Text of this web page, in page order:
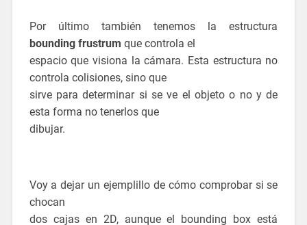
Por último también tenemos la estructura
bounding frustrum que controla el
espacio que visiona la cámara. Esta estructura no
controla colisiones, sino que
sirve para determinar si se ve el objeto o no y de
esta forma no tenerlos que
dibujar.
Voy a dejar un ejemplillo de cómo comprobar si se
chocan
dos cajas en 2D, aunque el bounding box está